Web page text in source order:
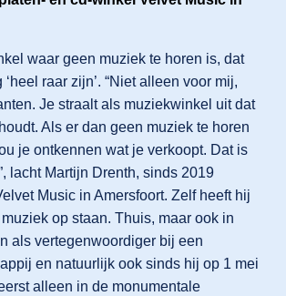
waar geen muziek te horen is, dat
raar zijn’. “Niet alleen voor mij,
Je straalt als muziekwinkel uit dat
Als er dan geen muziek te horen
je ontkennen wat je verkoopt. Dat is
lacht Martijn Drenth, sinds 2019
Music in Amersfoort. Zelf heeft hij
op staan. Thuis, maar ook in
als vertegenwoordiger bij een
en natuurlijk ook sinds hij op 1 mei
alleen in de monumentale